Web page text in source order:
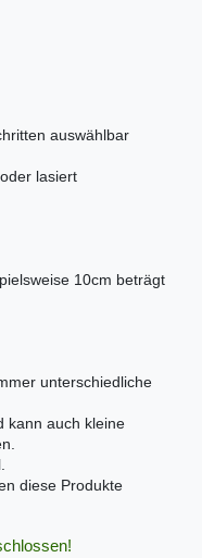
auswählbar
lasiert
10cm beträgt
unterschiedliche
kann auch kleine
diese Produkte